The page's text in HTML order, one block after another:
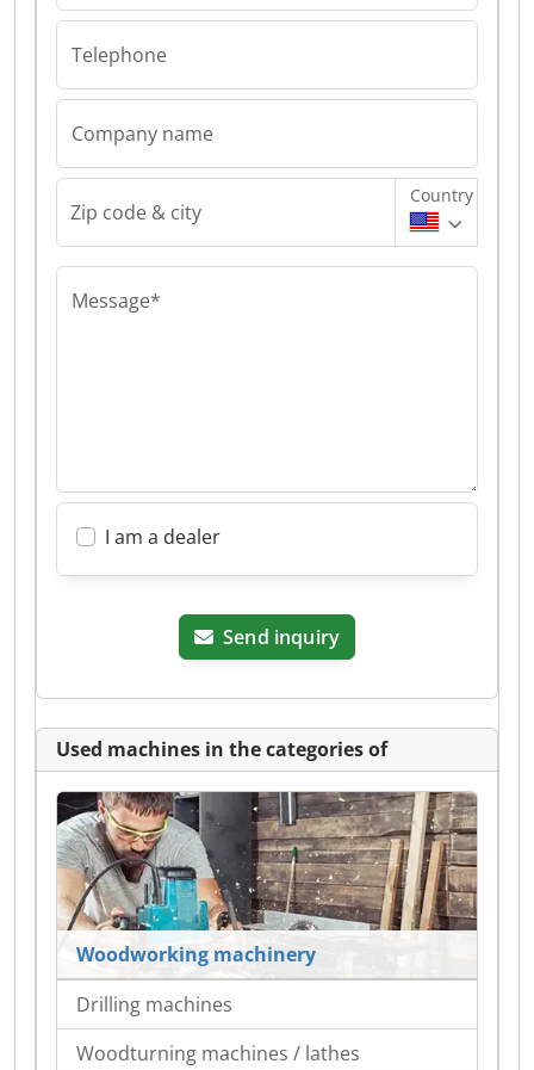
Telephone
Company name
Zip code & city
Country
Message*
I am a dealer
Send inquiry
Used machines in the categories of
Woodworking machinery
Drilling machines
Woodturning machines / lathes